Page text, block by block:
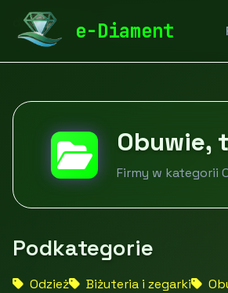
e-Diament
diamentspa.pl Moda i
Obuwie,
Firmy w kategorii
Podkategorie
Odzież Biżuteria i zegarki